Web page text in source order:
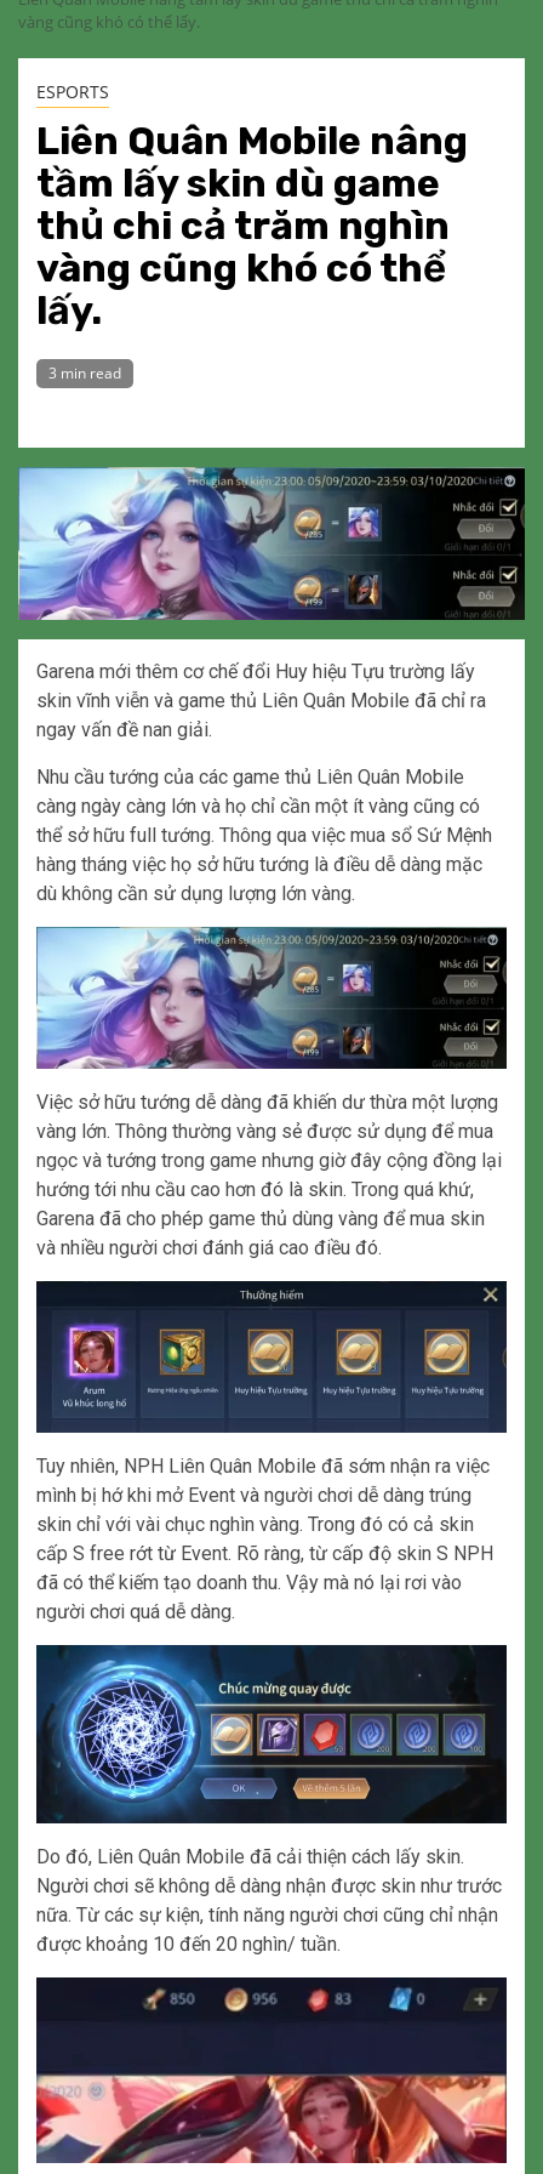
vàng cũng khó có thể lấy.
ESPORTS
Liên Quân Mobile nâng
tầm lấy skin dù game
thủ chi cả trăm nghìn
vàng cũng khó có thể
lấy.
3 min read
Garena mới thêm cơ chế đổi Huy hiệu Tựu trường lấy
skin vĩnh viễn và game thủ Liên Quân Mobile đã chỉ ra
ngay vấn đề nan giải.
Nhu cầu tướng của các game thủ Liên Quân Mobile
càng ngày càng lớn và họ chỉ cần một ít vàng cũng có
thể sở hữu full tướng. Thông qua việc mua sổ Sứ Mệnh
hàng tháng việc họ sở hữu tướng là điều dễ dàng mặc
dù không cần sử dụng lượng lớn vàng.
Việc sở hữu tướng dễ dàng đã khiến dư thừa một lượng
vàng lớn. Thông thường vàng sẻ được sử dụng để mua
ngọc và tướng trong game nhưng giờ đây cộng đồng lại
hướng tới nhu cầu cao hơn đó là skin. Trong quá khứ,
Garena đã cho phép game thủ dùng vàng để mua skin
và nhiều người chơi đánh giá cao điều đó.
Tuy nhiên, NPH Liên Quân Mobile đã sớm nhận ra việc
mình bị hớ khi mở Event và người chơi dễ dàng trúng
skin chỉ với vài chục nghìn vàng. Trong đó có cả skin
cấp S free rớt từ Event. Rõ ràng, từ cấp độ skin S NPH
đã có thể kiếm tạo doanh thu. Vậy mà nó lại rơi vào
người chơi quá dễ dàng.
Do đó, Liên Quân Mobile đã cải thiện cách lấy skin.
Người chơi sẽ không dễ dàng nhận được skin như trước
nữa. Từ các sự kiện, tính năng người chơi cũng chỉ nhận
được khoảng 10 đến 20 nghìn/ tuần.